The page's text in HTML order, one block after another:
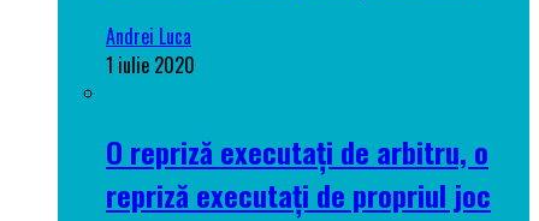
Andrei Luca
1 iulie 2020
O repriză executați de arbitru, o
repriză executați de propriul joc